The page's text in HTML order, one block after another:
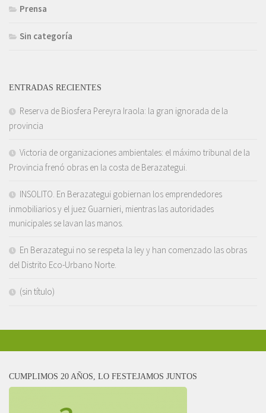
Prensa
Sin categoría
ENTRADAS RECIENTES
Reserva de Biosfera Pereyra Iraola: la gran ignorada de la
provincia
Victoria de organizaciones ambientales: el máximo tribunal de la
Provincia frenó obras en la costa de Berazategui.
INSOLITO. En Berazategui gobiernan los emprendedores
inmobiliarios y el juez Guarnieri, mientras las autoridades
municipales se lavan las manos.
En Berazategui no se respeta la ley y han comenzado las obras
del Distrito Eco-Urbano Norte.
(sin título)
CUMPLIMOS 20 AÑOS, LO FESTEJAMOS JUNTOS